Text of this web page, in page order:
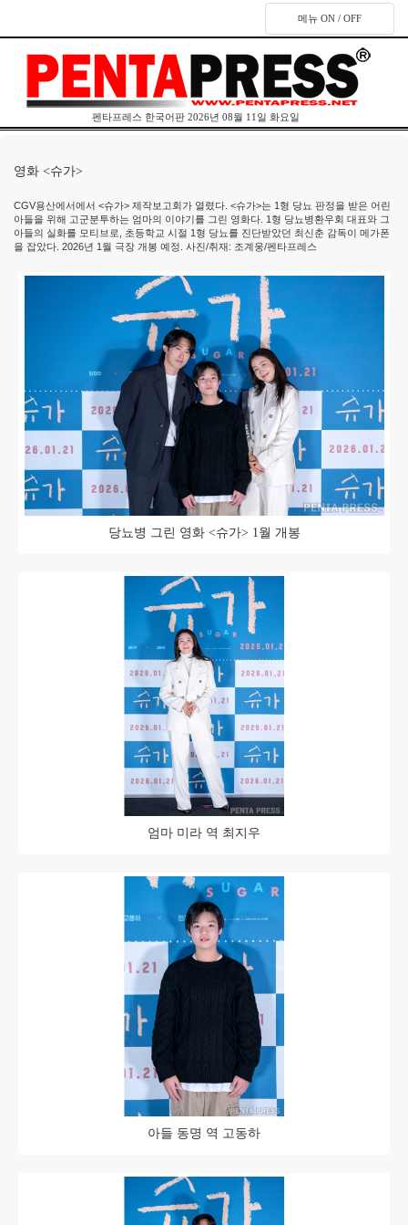
메뉴 ON / OFF
펜타프레스 한국어판 2026년 08월 11일 화요일
영화 <슈가>
CGV용산에서에서 <슈가> 제작보고회가 열렸다. <슈가>는 1형 당뇨 판정을 받은 어린
아들을 위해 고군분투하는 엄마의 이야기를 그린 영화다. 1형 당뇨병환우회 대표와 그
아들의 실화를 모티브로, 초등학교 시절 1형 당뇨를 진단받았던 최신춘 감독이 메가폰
을 잡았다. 2026년 1월 극장 개봉 예정. 사진/취재: 조계웅/펜타프레스
당뇨병 그린 영화 <슈가> 1월 개봉
엄마 미라 역 최지우
아들 동명 역 고동하